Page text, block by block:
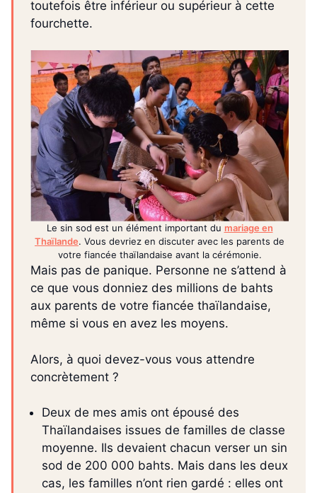
toutefois être inférieur ou supérieur à cette
fourchette.
Le sin sod est un élément important du mariage en
Thaïlande. Vous devriez en discuter avec les parents de
votre fiancée thaïlandaise avant la cérémonie.
Mais pas de panique. Personne ne s’attend à
ce que vous donniez des millions de bahts
aux parents de votre fiancée thaïlandaise,
même si vous en avez les moyens.
Alors, à quoi devez-vous vous attendre
concrètement ?
Deux de mes amis ont épousé des
Thaïlandaises issues de familles de classe
moyenne. Ils devaient chacun verser un sin
sod de 200 000 bahts. Mais dans les deux
cas, les familles n’ont rien gardé : elles ont